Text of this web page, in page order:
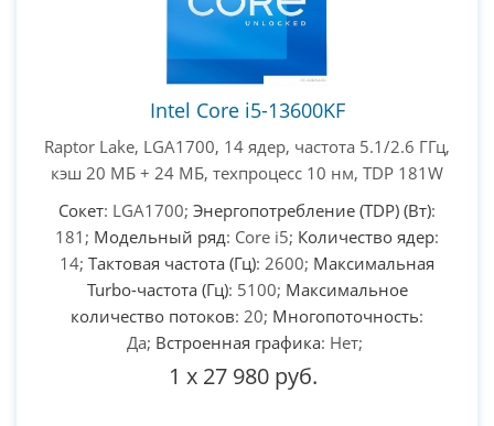
Intel Core i5-13600KF
Raptor Lake, LGA1700, 14 ядер, частота 5.1/2.6 ГГц,
кэш 20 МБ + 24 МБ, техпроцесс 10 нм, TDP 181W
Сокет: LGA1700; Энергопотребление (TDP) (Вт):
181; Модельный ряд: Core i5; Количество ядер:
14; Тактовая частота (Гц): 2600; Максимальная
Turbo-частота (Гц): 5100; Максимальное
количество потоков: 20; Многопоточность:
Да; Встроенная графика: Нет;
1 x 27 980 руб.